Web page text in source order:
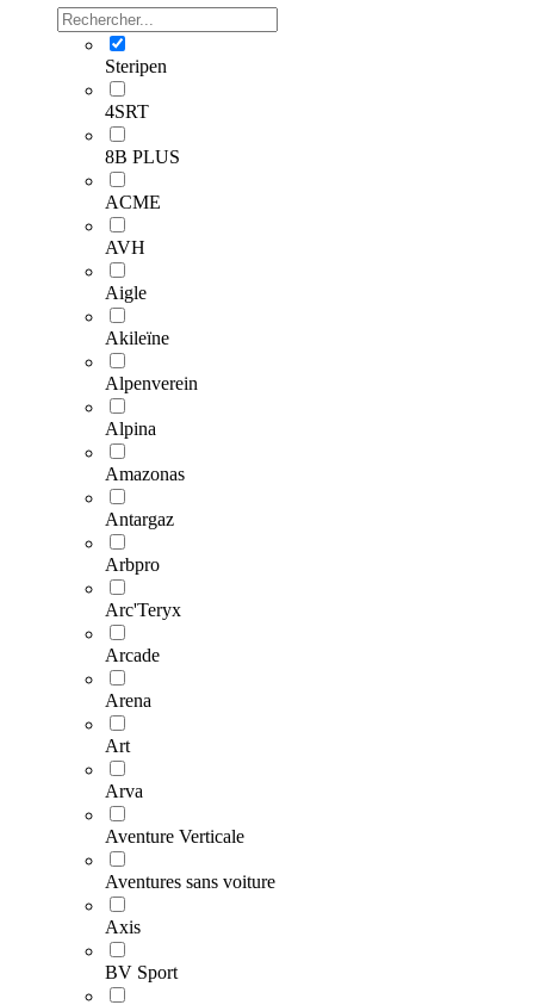
Steripen
4SRT
8B PLUS
ACME
AVH
Aigle
Akileïne
Alpenverein
Alpina
Amazonas
Antargaz
Arbpro
Arc'Teryx
Arcade
Arena
Art
Arva
Aventure Verticale
Aventures sans voiture
Axis
BV Sport